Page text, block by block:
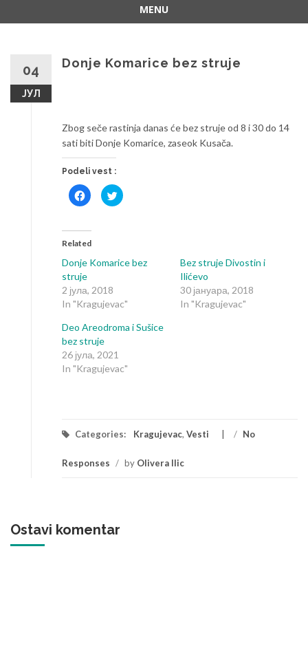
MENU
04
ЈУЛ
Donje Komarice bez struje
Zbog seče rastinja danas će bez struje od 8 i 30 do 14
sati biti Donje Komarice, zaseok Kusača.
Podeli vest :
Click
to
share
(Opens
in
window)
Click
to
window)
Related
Donje Komarice bez
struje
2 јула, 2018
In "Kragujevac"
Bez struje Divostin i
Ilićevo
30 јануара, 2018
In "Kragujevac"
Deo Areodroma i Sušice
bez struje
26 јула, 2021
In "Kragujevac"
Categories: Kragujevac, Vesti / No
Responses / by Olivera Ilic
Ostavi komentar